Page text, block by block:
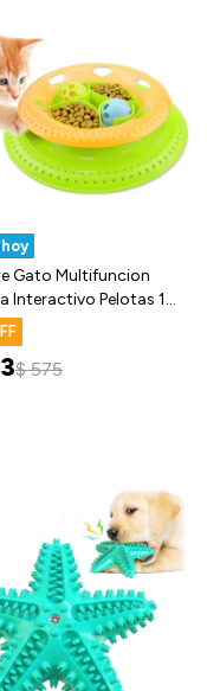
Gato Multifuncion
Interactivo Pelotas 1
$ 575